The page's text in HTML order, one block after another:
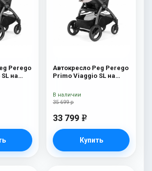
Perego
на
Автокресло Peg Perego
Primo Viaggio SL на
White/Black) Luxe Beige
35 699 р
33 799 e
Купить
В наличии